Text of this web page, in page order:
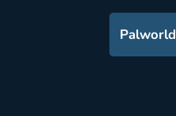
Palworld